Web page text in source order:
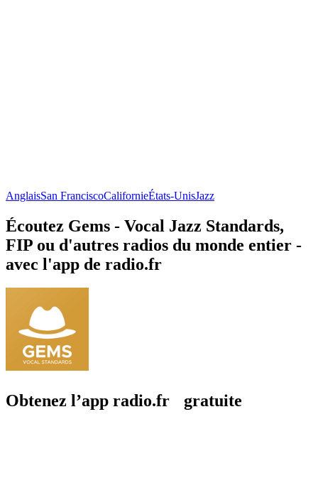
AnglaisSan FranciscoCalifornieÉtats-UnisJazz
Écoutez Gems - Vocal Jazz Standards,
FIP ou d'autres radios du monde entier -
avec l'app de radio.fr
Obtenez l’app radio.fr gratuite